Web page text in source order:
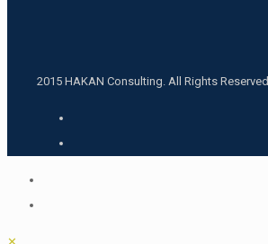
2015 HAKAN Consulting. All Rights Reserved